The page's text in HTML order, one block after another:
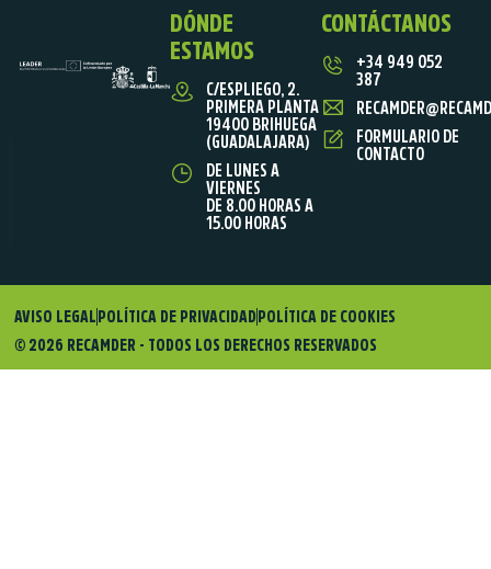
DÓNDE
ESTAMOS
C/ESPLIEGO, 2.
PRIMERA PLANTA
19400 BRIHUEGA
(GUADALAJARA)
DE LUNES A
VIERNES
DE 8.00 HORAS A
15.00 HORAS
CONTÁCTANOS
+34 949 052
387
FORMULARIO DE
CONTACTO
© 2026 RECAMDER - TODOS LOS DERECHOS RESERVADOS
AVISO LEGAL POLÍTICA DE PRIVACIDAD POLÍTICA DE COOKIES